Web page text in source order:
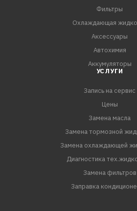
воздействию высоких температур,
низкотемпературные
Фильтры
Охлаждающая
Аксессуары
Автохимия
Аккумуляторы
УСЛУГИ
Запись на сервис
Цены
Замена масла
Замена тормозной
Замена охлаждающей
Диагностика
Замена фильтров
Заправка